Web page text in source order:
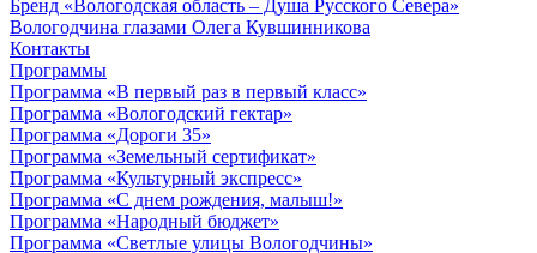
Бренд «Вологодская область – Душа Русского Севера»
Вологодчина глазами Олега Кувшинникова
Контакты
Программы
Программа «В первый раз в первый класс»
Программа «Вологодский гектар»
Программа «Дороги 35»
Программа «Земельный сертификат»
Программа «Культурный экспресс»
Программа «С днем рождения, малыш!»
Программа «Народный бюджет»
Программа «Светлые улицы Вологодчины»